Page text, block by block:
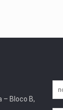
– Bloco B,